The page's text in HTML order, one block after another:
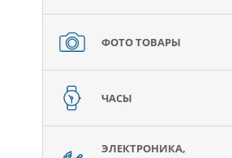
ФОТО ТОВАРЫ
ЧАСЫ
ЭЛЕКТРОНИКА,